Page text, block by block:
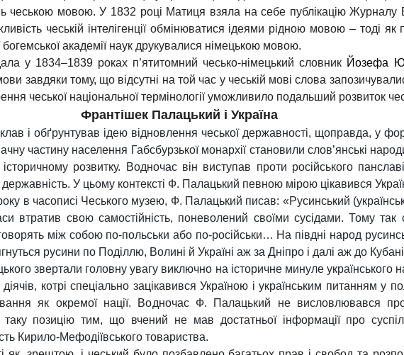
чеською мовою. У 1832 році Матиця взяла на себе публікацію
чеській інтелігенції обмінюватися ідеями рідною мовою – тоді як
академії наук друкувалися німецькою мовою.
у1834–1839 роках п’ятитомний чесько-німецький словник Йозефа
завдяки тому, що відсутні на той час у чеській мові слова
чеської національної термінології уможливило подальший розвиток
Франтішек Палацький і Україна
і обґрунтував ідею відновлення чеської державності, щоправда, у
частину населення Габсбурзької монархії становили слов’янські
розвитку. Водночас він виступав проти російського
У цьому контексті Ф. Палацький певною мірою цікавився
в часописі Чеського музею, Ф. Палацький писав: «Русинський
втратив свою самостійність, поневолений своїми сусідами. Тому
між собою по-польськи або по-російськи… На півдні народ
русини по Поділлю, Волині й Україні аж за Дніпро і далі аж до
звертали головну увагу виключно на історичне минуле українського
котрі спеціально зацікавився Україною і українським питанням у
як окремої нації. Водночас Ф. Палацький не висловлювався
позицію тим, що вчений не мав достатньої інформації про
Кирило-Мефодіївського товариства.